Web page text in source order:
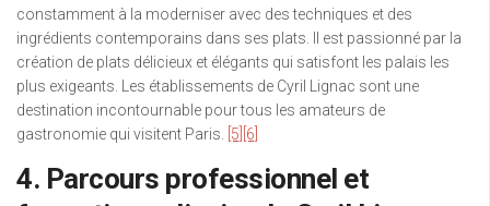
constamment à la moderniser avec des techniques et des
ingrédients contemporains dans ses plats. Il est passionné par la
création de plats délicieux et élégants qui satisfont les palais les
plus exigeants. Les établissements de Cyril Lignac sont une
destination incontournable pour tous les amateurs de
gastronomie qui visitent Paris.
[5] [6]
4. Parcours professionnel et